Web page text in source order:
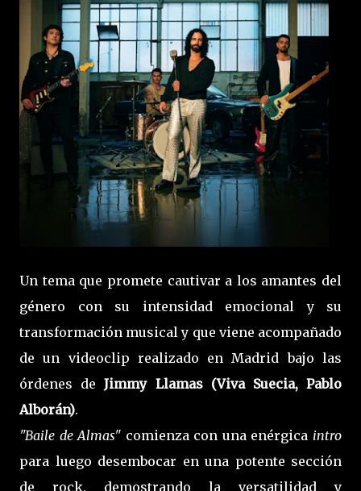
Un tema que promete cautivar a los amantes del
género con su intensidad emocional y su
transformación musical y que viene acompañado
de un videoclip realizado en Madrid bajo las
órdenes deJimmy Llamas (Viva Suecia, Pablo
Alborán).
"Baile de Almas" comienza con una enérgica intro
para luego desembocar en una potente sección
de rock, demostrando la versatilidad y